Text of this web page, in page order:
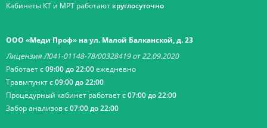
Кабинеты КТ и МРТ работают круглосуточно
ООО «Меди Проф» на ул. Малой Балканской, д. 23
Лицензия Л041-01148-78/00328419 от 22.09.2020
Работаетс 09:00 до 22:00ежедневно
Травмпунктс 09:00 до 22:00
Процедурный кабинет работаетс 07:00 до 22:00
Забор анализовс 07:00 до 22:00